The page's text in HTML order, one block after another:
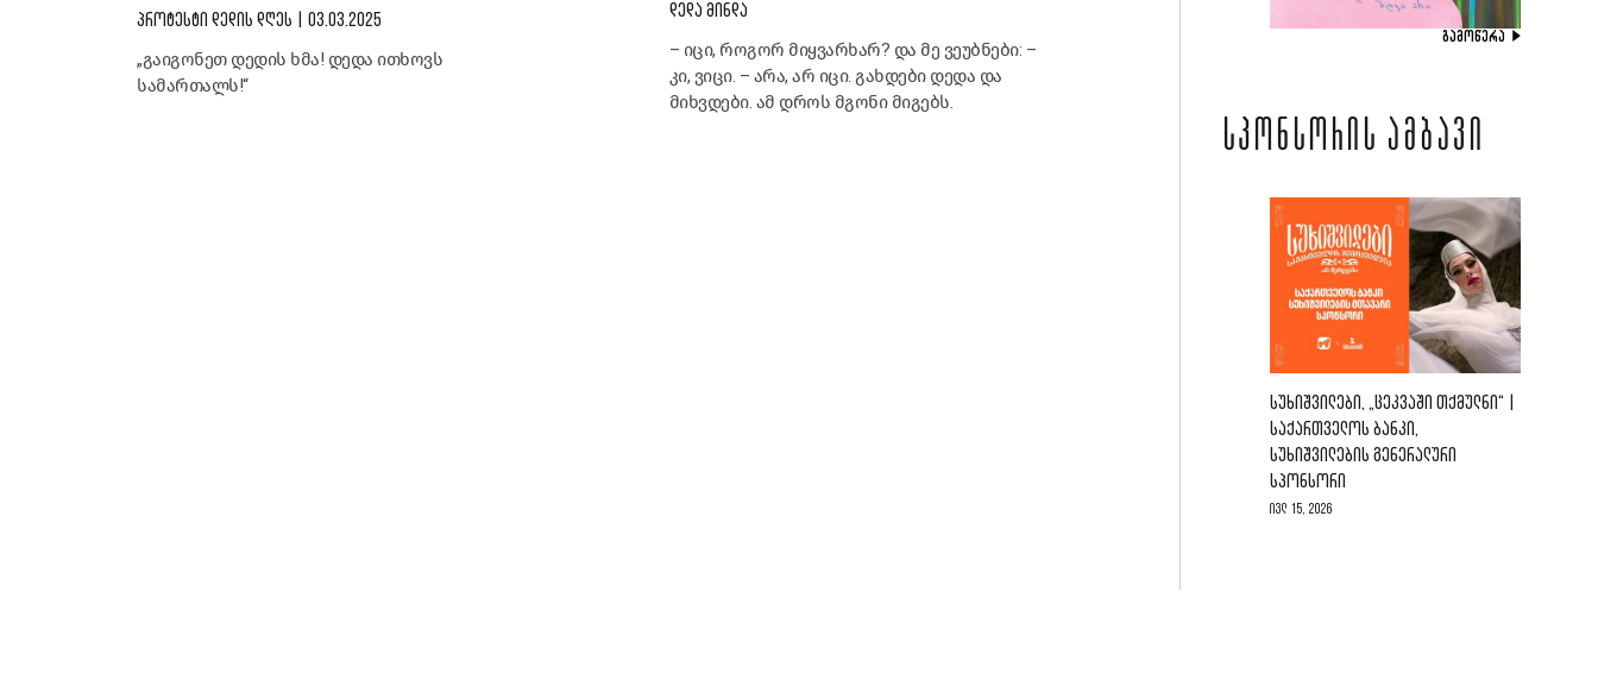
ᲞᲠᲝᲢᲔᲡᲢᲘ ᲓᲔᲓᲘᲡ ᲓᲦᲔᲡ | 03.03.2025
„გაიგონეთ დედის ხმა! დედა ითხოვს
სამართალს!“
ᲓᲔᲓᲐ ᲛᲘᲜᲓᲐ
– იცი, როგორ მიყვარხარ? და მე ვეუბნები: –
კი, ვიცი. – არა, არ იცი. გახდები დედა და
მიხვდები. ამ დროს მგონი მიგებს.
ᲒᲐᲛᲝᲬᲔᲠᲐ
ᲡᲞᲝᲜᲡᲝᲠᲘᲡ ᲐᲛᲑᲐᲕᲘ
ᲡᲣᲮᲘᲨᲕᲘᲚᲔᲑᲘ, „ᲪᲔᲙᲕᲐᲨᲘ ᲗᲥᲛᲣᲚᲜᲘ“ |
ᲡᲐᲥᲐᲠᲗᲕᲔᲚᲝᲡ ᲑᲐᲜᲙᲘ,
ᲡᲣᲮᲘᲨᲕᲘᲚᲔᲑᲘᲡ ᲒᲔᲜᲔᲠᲐᲚᲣᲠᲘ
ᲡᲞᲝᲜᲡᲝᲠᲘ
ივლ 15, 2026